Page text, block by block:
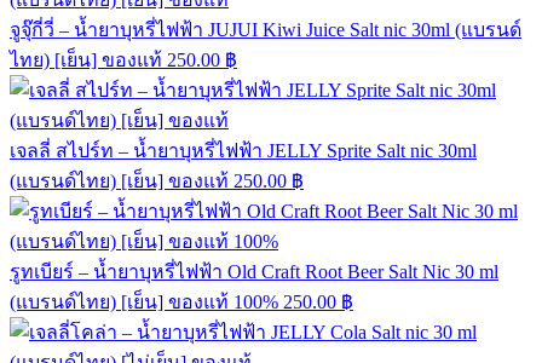
จูจุ๊กี่วี่ – น้ำยาบุหรี่ไฟฟ้า JUJUI Kiwi Juice Salt nic 30ml (แบรนด์
ไทย) [เย็น] ของแท้ 250.00 ฿
เจลลี่ สไปร์ท – น้ำยาบุหรี่ไฟฟ้า JELLY Sprite Salt nic 30ml
(แบรนด์ไทย) [เย็น] ของแท้ 250.00 ฿
รูทเบียร์ – น้ำยาบุหรี่ไฟฟ้า Old Craft Root Beer Salt Nic 30 ml
(แบรนด์ไทย) [เย็น] ของแท้ 100% 250.00 ฿